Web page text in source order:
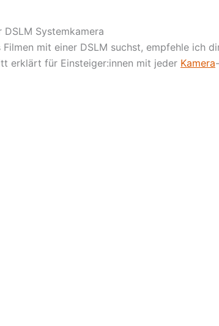
Systemkamera
Filmen mit einer DSLM suchst, empfehle ich
erklärt für Einsteiger:innen mit jeder Kamera